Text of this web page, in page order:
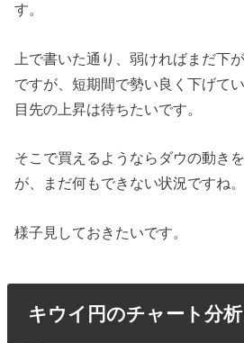
す。
上で書いた通り、弱ければまだ下
ですが、短期間で勢い良く下げてい
目先の上昇は待ちたいです。
そこで買えるようならダウの動き
が、まだ何もできない状況ですね。
様子見しておきたいです。
キウイ円のチャート分析